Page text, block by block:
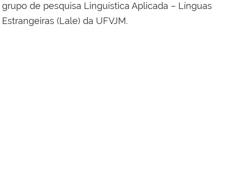
grupo de pesquisa Linguística Aplicada – Línguas
Estrangeiras (Lale) da UFVJM.